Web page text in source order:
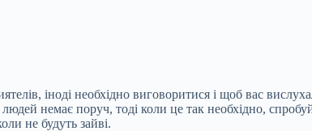
іноді необхідно виговоритися і щоб вас
немає поруч, тоді коли це так необхідно,
не будуть зайві.